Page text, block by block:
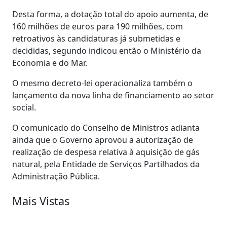
Desta forma, a dotação total do apoio aumenta, de
160 milhões de euros para 190 milhões, com
retroativos às candidaturas já submetidas e
decididas, segundo indicou então o Ministério da
Economia e do Mar.
O mesmo decreto-lei operacionaliza também o
lançamento da nova linha de financiamento ao setor
social.
O comunicado do Conselho de Ministros adianta
ainda que o Governo aprovou a autorização de
realização de despesa relativa à aquisição de gás
natural, pela Entidade de Serviços Partilhados da
Administração Pública.
Mais Vistas